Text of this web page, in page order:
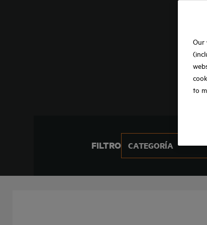
FILTRO CATEGORÍA
Our
to